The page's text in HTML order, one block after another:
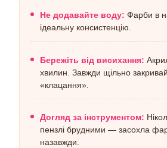
Не додавайте воду: Фарби в
ідеальну консистенцію.
Бережіть від висихання:
хвилин. Завжди щільно
«клацання».
Догляд за інструментом:
пензлі брудними — засохла
назавжди.